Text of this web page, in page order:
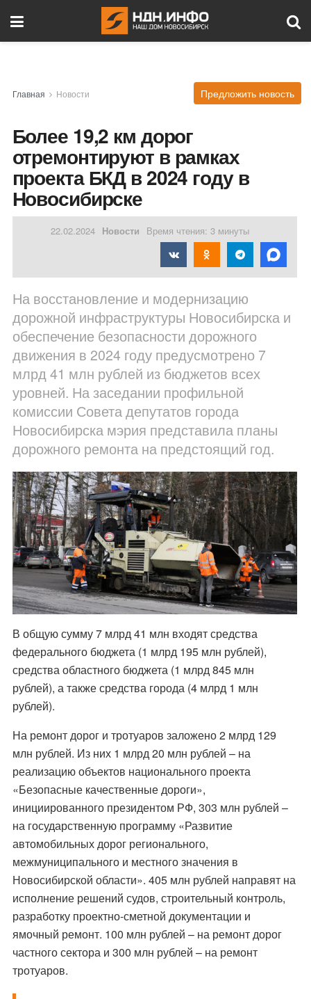
Главная Новости Предложить новость
Более 19,2 км дорог
отремонтируют в рамках
проекта БКД в 2024 году в
Новосибирске
22.02.2024 Новости Время чтения: 3 минуты
На восстановление и модернизацию
дорожной инфраструктуры Новосибирска и
обеспечение безопасности дорожного
движения в 2024 году предусмотрено 7
млрд 41 млн рублей из бюджетов всех
уровней. На заседании профильной
комиссии Совета депутатов города
Новосибирска мэрия представила планы
дорожного ремонта на предстоящий год.
В общую сумму 7 млрд 41 млн входят средства
федерального бюджета (1 млрд 195 млн рублей),
средства областного бюджета (1 млрд 845 млн
рублей), а также средства города (4 млрд 1 млн
рублей).
На ремонт дорог и тротуаров заложено 2 млрд 129
млн рублей. Из них 1 млрд 20 млн рублей – на
реализацию объектов национального проекта
«Безопасные качественные дороги»,
инициированного президентом РФ, 303 млн рублей –
на государственную программу «Развитие
автомобильных дорог регионального,
межмуниципального и местного значения в
Новосибирской области». 405 млн рублей направят на
исполнение решений судов, строительный контроль,
разработку проектно-сметной документации и
ямочный ремонт. 100 млн рублей – на ремонт дорог
частного сектора и 300 млн рублей – на ремонт
тротуаров.